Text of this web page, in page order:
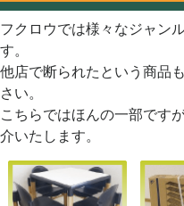
フクロウでは様々なジャン
す。
他店で断られたという商品
さい。
こちらではほんの一部です
介いたします。